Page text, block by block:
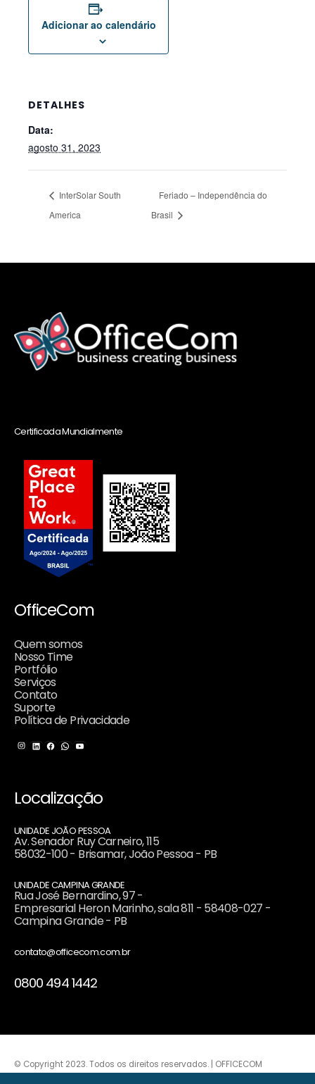
Adicionar ao calendário
DETALHES
Data:
agosto 31, 2023
InterSolar South
America
Feriado – Independência do
Brasil
Certificada Mundialmente
OfficeCom
Quem somos
Nosso Time
Portfólio
Serviços
Contato
Suporte
Política de Privacidade
Instagram
LinkedIn
Facebook
WhatsApp
Youtube
Localização
UNIDADE JOÃO PESSOA
Av. Senador Ruy Carneiro, 115
58032-100 - Brisamar, João Pessoa - PB
UNIDADE CAMPINA GRANDE
Rua José Bernardino, 97 -
Empresarial Heron Marinho, sala 811 - 58408-027 -
Campina Grande - PB
contato@officecom.com.br
0800 494 1442
© Copyright 2023. Todos os direitos reservados. | OFFICECOM